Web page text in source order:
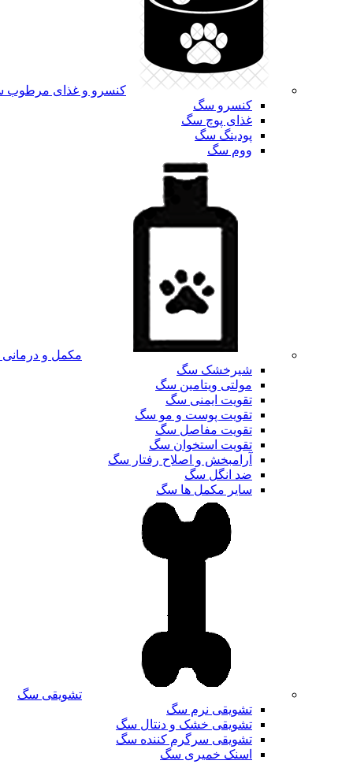
کنسرو و غذای
کنسرو سگ
غذای پوچ سگ
پودینگ سگ
ووم سگ
مکمل و
شیرخشک سگ
مولتی ویتامین سگ
تقویت ایمنی سگ
تقویت پوست و مو سگ
تقویت مفاصل سگ
تقویت استخوان سگ
آرامبخش و اصلاح رفتار سگ
ضد انگل سگ
سایر مکمل ها سگ
تشویقی سگ
تشویقی نرم سگ
تشویقی خشک و دنتال سگ
تشویقی سرگرم کننده سگ
اسنک خمیری سگ